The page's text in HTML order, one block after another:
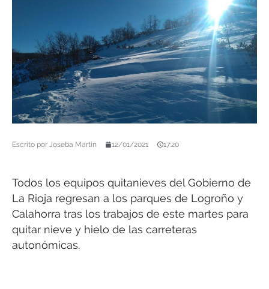
Escrito por Joseba Martín 12/01/2021 17:20
Todos los equipos quitanieves del Gobierno de
La Rioja regresan a los parques de Logroño y
Calahorra tras los trabajos de este martes para
quitar nieve y hielo de las carreteras
autonómicas.